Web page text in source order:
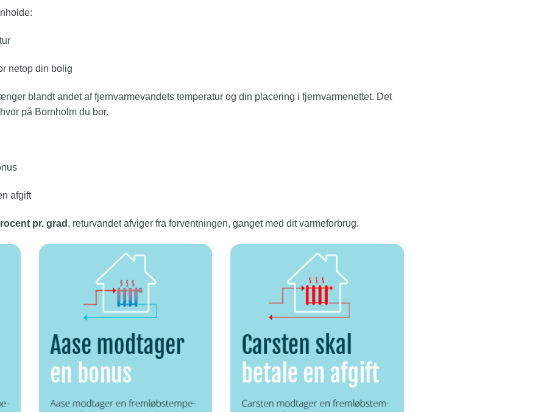
netop din bolig
blandt andet af fjernvarmevandets temperatur og din placering i fjernvarmenettet. Det
på Bornholm du bor.
afgift
pr. grad , returvandet afviger fra forventningen, ganget med dit varmeforbrug.